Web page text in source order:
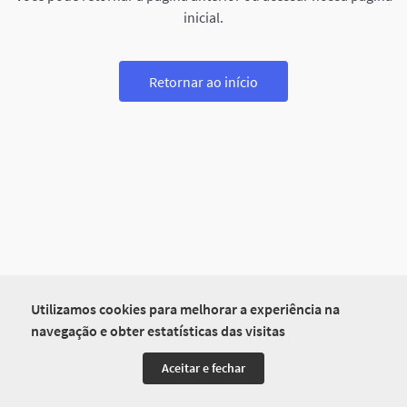
Utilizamos cookies para melhorar a experiência na
navegação e obter estatísticas das visitas
Aceitar e fechar
inicial.
Retornar ao início